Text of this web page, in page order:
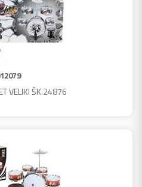
VELIKI ŠK.24876